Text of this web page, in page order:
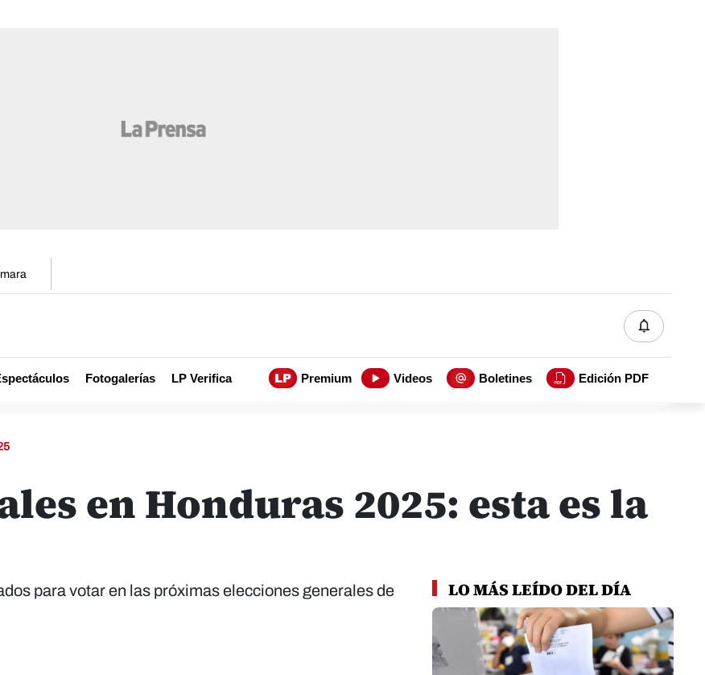
Fotogalerías LP Verifica Premium Videos Boletines Edición PDF
en Honduras 2025: esta es la
para votar en las próximas elecciones generales de
LO MÁS LEÍDO DEL DÍA